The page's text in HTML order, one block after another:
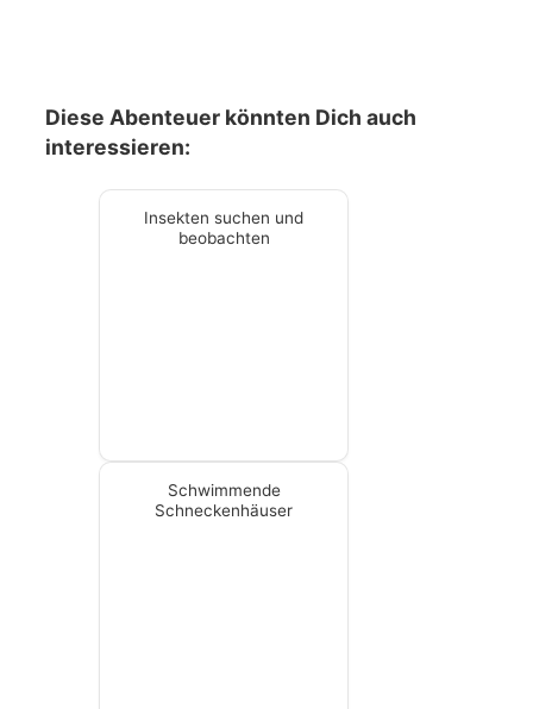
Diese Abenteuer könnten Dich auch
interessieren:
Insekten suchen und
beobachten
Schwimmende
Schneckenhäuser